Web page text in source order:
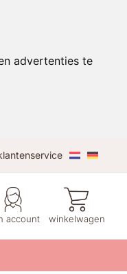
advertenties te
account winkelwagen